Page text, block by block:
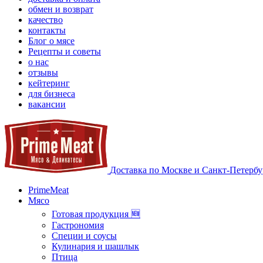
обмен и возврат
качество
контакты
Блог о мясе
Рецепты и советы
о нас
отзывы
кейтеринг
для бизнеса
вакансии
Доставка по Москве и Санкт-
PrimeMeat
Мясо
Готовая продукция 🆕
Гастрономия
Специи и соусы
Кулинария и шашлык
Птица